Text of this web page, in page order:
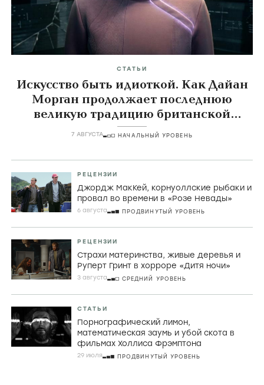
СТАТЬИ
Искусство быть идиоткой. Как Дайан
Морган продолжает последнюю
великую традицию британской
комедии
7 АВГУСТА НАЧАЛЬНЫЙ УРОВЕНЬ
РЕЦЕНЗИИ
Джордж МакКей, корнуоллские рыбаки и
провал во времени в «Розе Невады»
6 августа ПРОДВИНУТЫЙ УРОВЕНЬ
РЕЦЕНЗИИ
Страхи материнства, живые деревья и
Руперт Гринт в хорроре «Дитя ночи»
3 августа СРЕДНИЙ УРОВЕНЬ
СТАТЬИ
Порнографический лимон,
математическая заумь и убой скота в
фильмах Холлиса Фрэмптона
29 июля ПРОДВИНУТЫЙ УРОВЕНЬ